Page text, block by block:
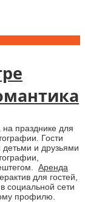
празднике для
Гости
и друзьями
Аренда
для гостей,
социальной сети
профилю.